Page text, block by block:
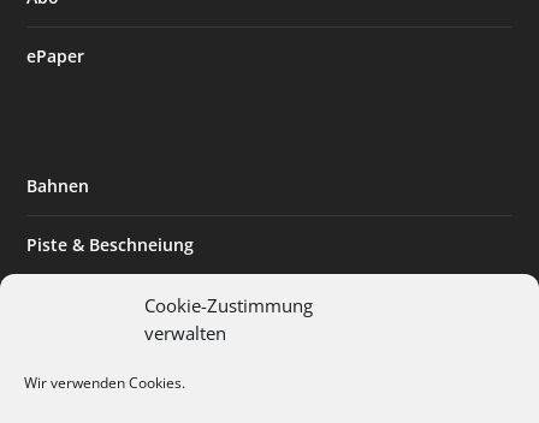
Cookie-Zustimmung
verwalten
Wir verwenden Cookies.
ePaper
Bahnen
Piste & Beschneiung